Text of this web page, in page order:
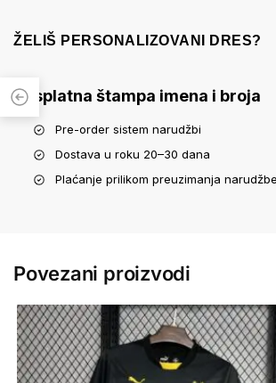
ŽELIŠ PERSONALIZOVANI DRES?
Besplatna štampa imena i broja
Pre-order sistem narudžbi
Dostava u roku 20–30 dana
Plaćanje prilikom preuzimanja narudžbe
Povezani proizvodi